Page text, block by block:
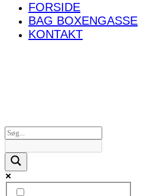
FORSIDE
BAG BOXENGASSE
KONTAKT